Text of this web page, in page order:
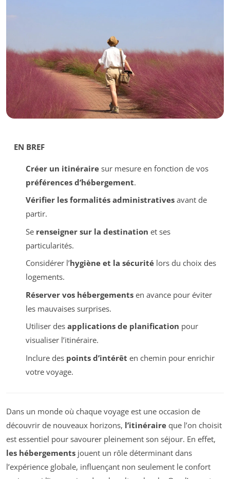
EN BREF
Créer un itinérairesur mesure en fonction de vos
préférences d’hébergement.
Vérifier les formalités administrativesavant de
partir.
Se renseigner sur la destination et ses
particularités.
Considérer l’hygiène et la sécuritélors du choix des
logements.
Réserver vos hébergementsen avance pour éviter
les mauvaises surprises.
Utiliser des applications de planification pour
visualiser l’itinéraire.
Inclure des points d’intérêt en chemin pour enrichir
votre voyage.
Dans un monde où chaque voyage est une occasion de
découvrir de nouveaux horizons, l’itinéraire que l’on choisit
est essentiel pour savourer pleinement son séjour. En effet,
les hébergements jouent un rôle déterminant dans
l’expérience globale, influençant non seulement le confort